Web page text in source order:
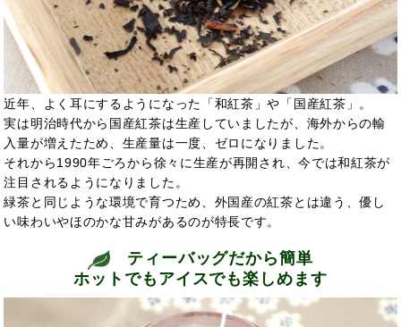
近年、よく耳にするようになった「和紅茶」や「国産紅茶」。
実は明治時代から国産紅茶は生産していましたが、海外からの輸
入量が増えたため、生産量は一度、ゼロになりました。
それから1990年ごろから徐々に生産が再開され、今では和紅茶が
注目されるようになりました。
緑茶と同じような環境で育つため、外国産の紅茶とは違う、優し
い味わいやほのかな甘みがあるのが特長です。
ティーバッグだから簡単
ホットでもアイスでも楽しめます